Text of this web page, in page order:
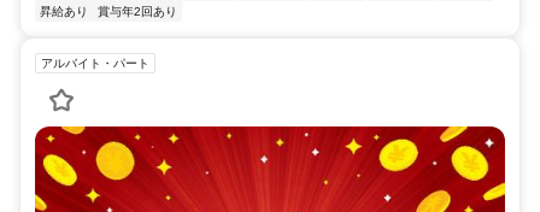
昇給あり
賞与年2回あり
アルバイト・パート